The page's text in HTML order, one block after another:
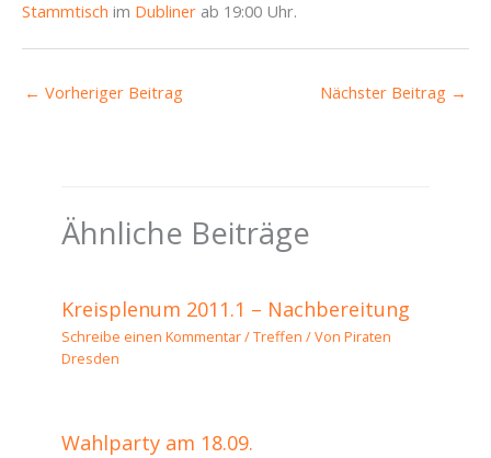
Stammtisch im Dubliner ab 19:00 Uhr.
← Vorheriger Beitrag Nächster Beitrag →
Ähnliche Beiträge
Kreisplenum 2011.1 – Nachbereitung
Schreibe einen Kommentar/Treffen / VonPiraten
Dresden
Wahlparty am 18.09.